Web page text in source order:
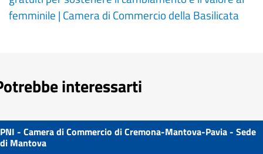
femminile | Camera di Commercio della Basilicata
interessarti
PNI - Camera di Commercio di Cremona-Mantova-Pavia - Sede
di Mantova